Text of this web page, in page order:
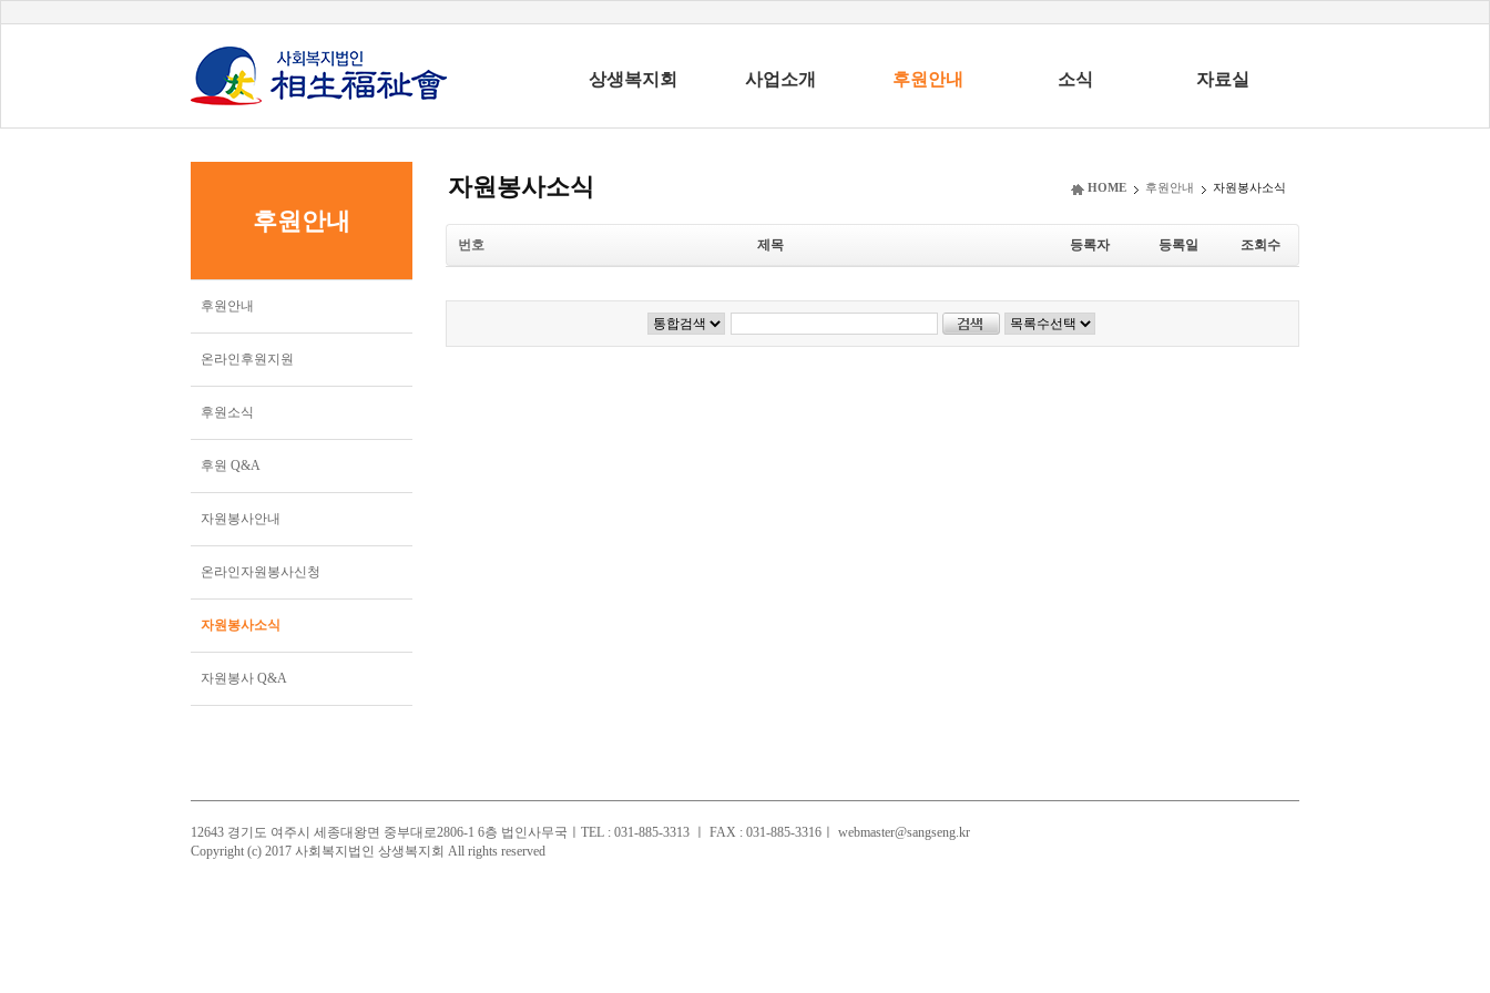
상생복지회 사업소개 후원안내 소식 자료실
후원안내
후원안내
온라인후원지원
후원소식
후원 Q&A
자원봉사안내
온라인자원봉사신청
자원봉사소식
자원봉사 Q&A
자원봉사소식 HOME 후원안내 자원봉사소식
번호 제목 등록자 등록일 조회수
12643 경기도 여주시 세종대왕면 중부대로2806-1 6층 법인사무국ㅣTEL : 031-885-3313 ㅣ FAX : 031-885-3316 ㅣ webmaster@sangseng.kr
Copyright (c) 2017 사회복지법인 상생복지회 All rights reserved